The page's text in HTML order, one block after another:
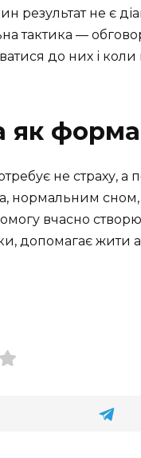
результат не є
тактика —
до них і
як
не страху, а
нормальним
вчасно
допомагає жити